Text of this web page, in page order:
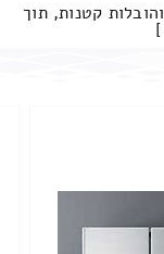
קטנות, תוך